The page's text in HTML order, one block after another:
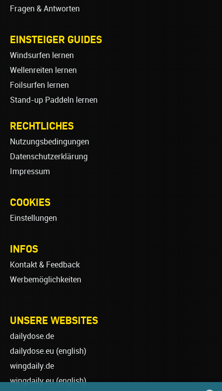
Fragen & Antworten
EINSTEIGER GUIDES
Windsurfen lernen
Wellenreiten lernen
Foilsurfen lernen
Stand-up Paddeln lernen
RECHTLICHES
Nutzungsbedingungen
Datenschutzerklärung
Impressum
COOKIES
Einstellungen
INFOS
Kontakt & Feedback
Werbemöglichkeiten
UNSERE WEBSITES
dailydose.de
dailydose.eu (english)
wingdaily.de
wingdaily.eu(english)